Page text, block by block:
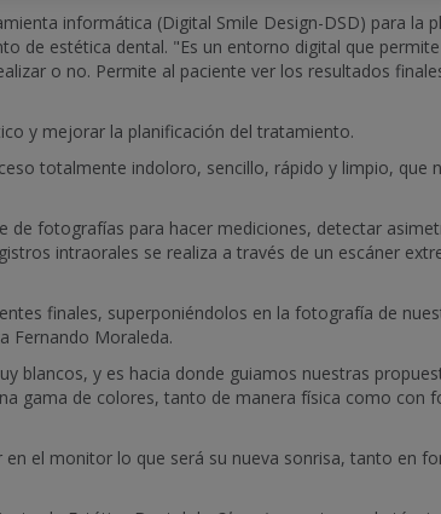
informática (Digital Smile Design-DSD) para la
de estética dental. "Es un entorno digital que
o no. Permite al paciente ver los resultados
y mejorar la planificación del tratamiento.
totalmente indoloro, sencillo, rápido y limpio, que
fotografías para hacer mediciones, detectar
intraorales se realiza a través de un escáner
finales, superponiéndolos en la fotografía de
Fernando Moraleda.
blancos, y es hacia donde guiamos nuestras
gama de colores, tanto de manera física como con
el monitor lo que será su nueva sonrisa, tanto en